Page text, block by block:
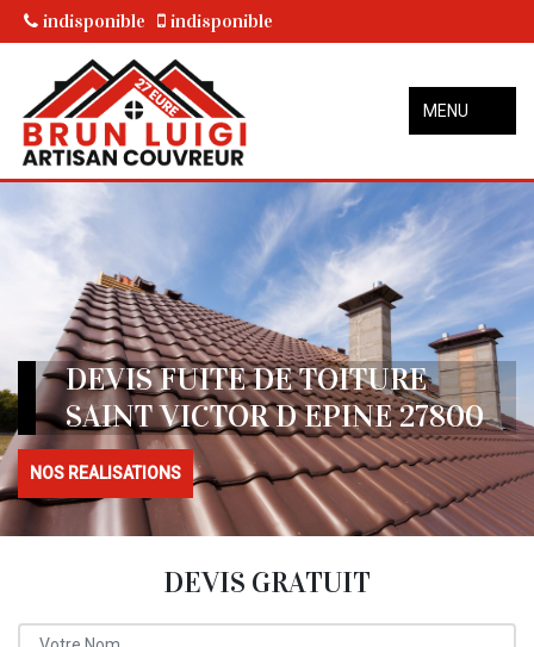
indisponible indisponible
MENU
DEVIS FUITE DE TOITURE
SAINT VICTOR D EPINE 27800
NOS REALISATIONS
DEVIS GRATUIT